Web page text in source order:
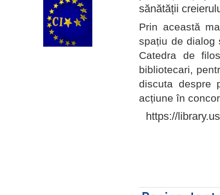
sănătății
Prin această
spațiu de dialog
Catedra de
bibliotecari,
discuta despre
acțiune în
https://